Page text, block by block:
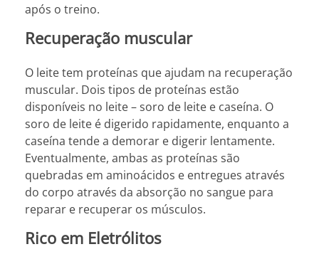
após o treino.
Recuperação muscular
O leite tem proteínas que ajudam na recuperação
muscular. Dois tipos de proteínas estão
disponíveis no leite – soro de leite e caseína. O
soro de leite é digerido rapidamente, enquanto a
caseína tende a demorar e digerir lentamente.
Eventualmente, ambas as proteínas são
quebradas em aminoácidos e entregues através
do corpo através da absorção no sangue para
reparar e recuperar os músculos.
Rico em Eletrólitos